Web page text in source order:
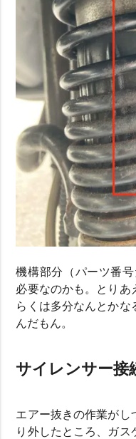
機構部分（パーツ番
必要なのかも。とりあ
らくは多分なんとかな
んだもん。
サイレンサー接
エアー抜きの作業がし
り外したところ、ガス